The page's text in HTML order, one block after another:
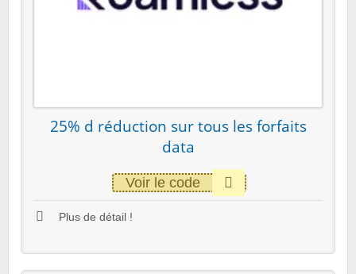
25% d réduction sur tous les forfaits
data
Voir le code
Plus de détail !